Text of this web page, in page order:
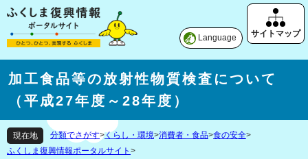
Language
加工食品等の放射性物質検査について
（平成27年度～28年度）
現在地 分類でさがす>くらし・環境>消費者・食品>食の安全>
ふくしま復興情報ポータルサイト >